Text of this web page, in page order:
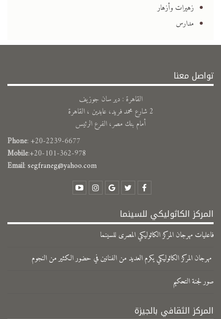
زهيرات وأزهار
مدارس
تواصل معنا
القاهرة : دير سان جوزيف
2 شارع محمد فريد، عابدين ، القاهرة
أمام بنك مصر، الفرع الرئيس
Phone: +20-2239-6677
Mobile:+20-101-362-978
Email:segfraneg@yahoo.com
المركز الكاثوليكي للسينما
فاعليات مهرجان المركز الكاثوليكي المصرى للسينما
مهرجان المركز الكاثوليكي يكرم العديد من الفنانين في حضور الكثير من النجوم
صور لجنة التحكيم
المركز الثقافي بالجيزة